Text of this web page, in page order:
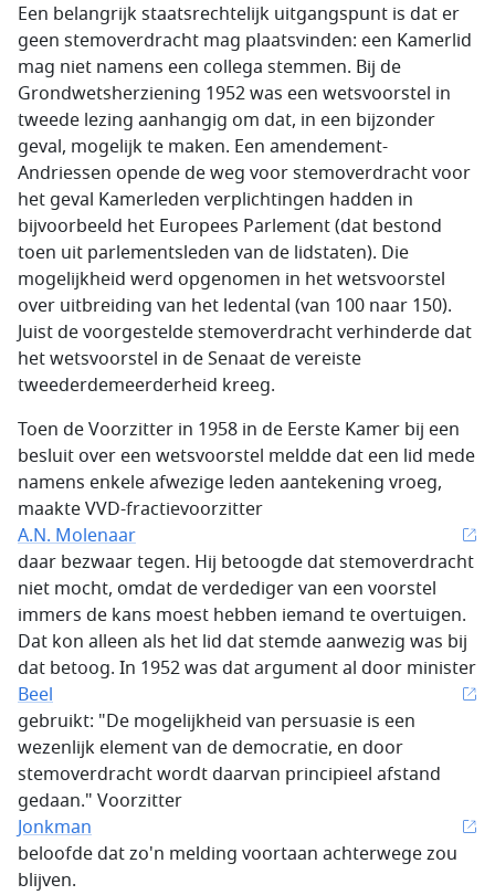
Een belangrijk staatsrechtelijk uitgangspunt is dat er
geen stemoverdracht mag plaatsvinden: een Kamerlid
mag niet namens een collega stemmen. Bij de
Grondwetsherziening 1952 was een wetsvoorstel in
tweede lezing aanhangig om dat, in een bijzonder
geval, mogelijk te maken. Een amendement-
Andriessen opende de weg voor stemoverdracht voor
het geval Kamerleden verplichtingen hadden in
bijvoorbeeld het Europees Parlement (dat bestond
toen uit parlementsleden van de lidstaten). Die
mogelijkheid werd opgenomen in het wetsvoorstel
over uitbreiding van het ledental (van 100 naar 150).
Juist de voorgestelde stemoverdracht verhinderde dat
het wetsvoorstel in de Senaat de vereiste
tweederdemeerderheid kreeg.
Toen de Voorzitter in 1958 in de Eerste Kamer bij een
besluit over een wetsvoorstel meldde dat een lid mede
namens enkele afwezige leden aantekening vroeg,
maakte VVD-fractievoorzitter
A.N. Molenaar
daar bezwaar tegen. Hij betoogde dat stemoverdracht
niet mocht, omdat de verdediger van een voorstel
immers de kans moest hebben iemand te overtuigen.
Dat kon alleen als het lid dat stemde aanwezig was bij
dat betoog. In 1952 was dat argument al door minister
Beel
gebruikt: "De mogelijkheid van persuasie is een
wezenlijk element van de democratie, en door
stemoverdracht wordt daarvan principieel afstand
gedaan." Voorzitter
Jonkman
beloofde dat zo'n melding voortaan achterwege zou
blijven.